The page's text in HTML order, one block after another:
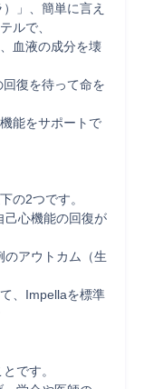
」、簡単に言え
ルで、
血液の成分を壊
復を待って命を
能をサポートで
の2つです。
己心機能の回復が
のアウトカム（生
、Impellaを標準
です。